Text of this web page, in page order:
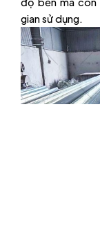
gian sử dụng.